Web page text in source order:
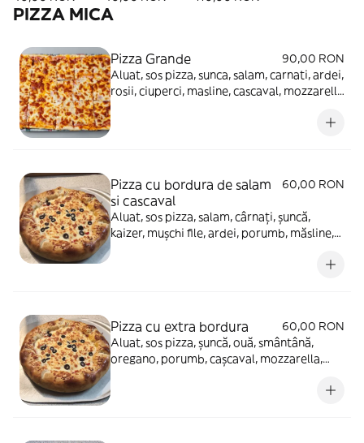
PIZZA MICA
Pizza Grande
90,00 RON
Aluat, sos pizza, sunca, salam, carnati, ardei,
rosii, ciuperci, masline, cascaval, mozzarella
Pizza cu bordura de salam
si cascaval
60,00 RON
Aluat, sos pizza, salam, cârnați, șuncă,
kaizer, mușchi file, ardei, porumb, măsline,
Pizza cu extra bordura
60,00 RON
Aluat, sos pizza, șuncă, ouă, smântână,
oregano, porumb, cașcaval, mozzarella,